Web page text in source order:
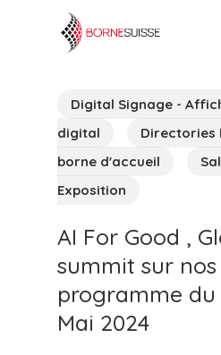
Digital Signage -
digital
Directories
borne d'accueil
Exposition
AI For Good ,
summit sur
programme du
Mai 2024